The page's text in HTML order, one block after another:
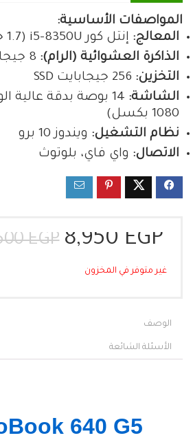
المواصفات الأساسية:
المعالج: إنتل كور i5-8350U (1.7 جيجاهرتز)
الذاكرة العشوائية (الرام):
التخزين:
الشاشة:
1080 بكسل)
نظام التشغيل: ويندوز 10 برو
الاتصال: واي فاي، بلوتوث
EGP 8,950 EGP
غير متوفر في المخزون
الوصف
الأسئلة الشائعة
640 G5